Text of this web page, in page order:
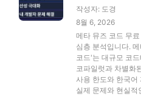
작성자: 도경
8월 6, 2026
메타 뮤즈 코드 무
심층 분석입니다.
코드'는 대규모 코
코파일럿과 차별화
사용 한도와 한국어
실제 문제와 현실적